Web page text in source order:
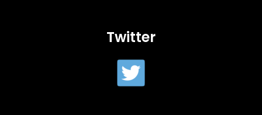
Twitter